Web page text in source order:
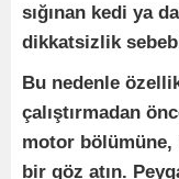
sığınan kedi ya
dikkatsizlik
Bu nedenle
çalıştırmadan
motor bölümüne,
bir göz atın.